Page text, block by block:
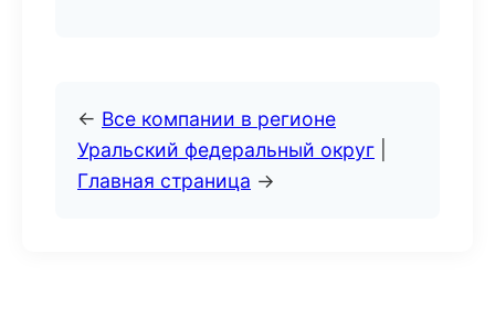
← Все компании в регионе
Уральский федеральный округ
Главная страница →